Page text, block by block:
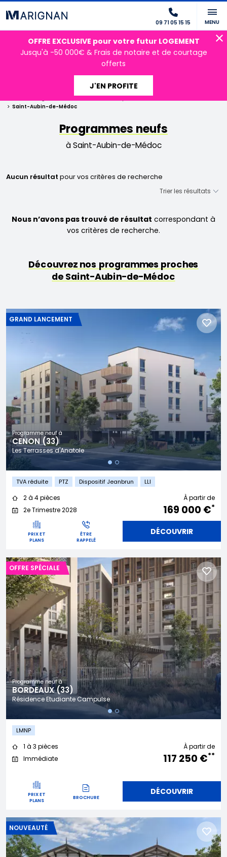
09 71 05 15 15 MENU
OFFRE EXCLUSIVE pour votre futur LOGEMENT
Jusqu'à -50 000€ & Frais de notaire et de courtage
offerts
J'EN PROFITE
Programmes neufs Nouvelle Aquitaine
Gironde
Saint-Aubin-de-Médoc
Programmes neufs
à Saint-Aubin-de-Médoc
Aucun résultat pour vos critères de recherche
Nous n’avons pas trouvé de résultat correspondant à
vos critères de recherche.
Découvrez nos programmes proches
de Saint-Aubin-de-Médoc
Programme neuf à
CENON (33)
Les Terrasses d'Anatole
GRAND LANCEMENT
TVA réduite PTZ Dispositif Jeanbrun LLI
2 à 4 pièces
2e Trimestre 2028
À partir de
169 000 €*
PRIX ET
PLANS
ÊTRE
RAPPELÉ
DÉCOUVRIR
Programme neuf à
BORDEAUX (33)
Résidence Etudiante Campulse
OFFRE SPÉCIALE
LMNP
1 à 3 pièces
Immédiate
À partir de
117 250 €**
PRIX ET
PLANS
BROCHURE
DÉCOUVRIR
NOUVEAUTÉ